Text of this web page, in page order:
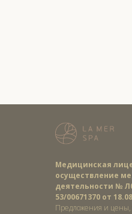
Медицинская
осуществление
деятельности №
53/00671370 от
Предложения и цены,